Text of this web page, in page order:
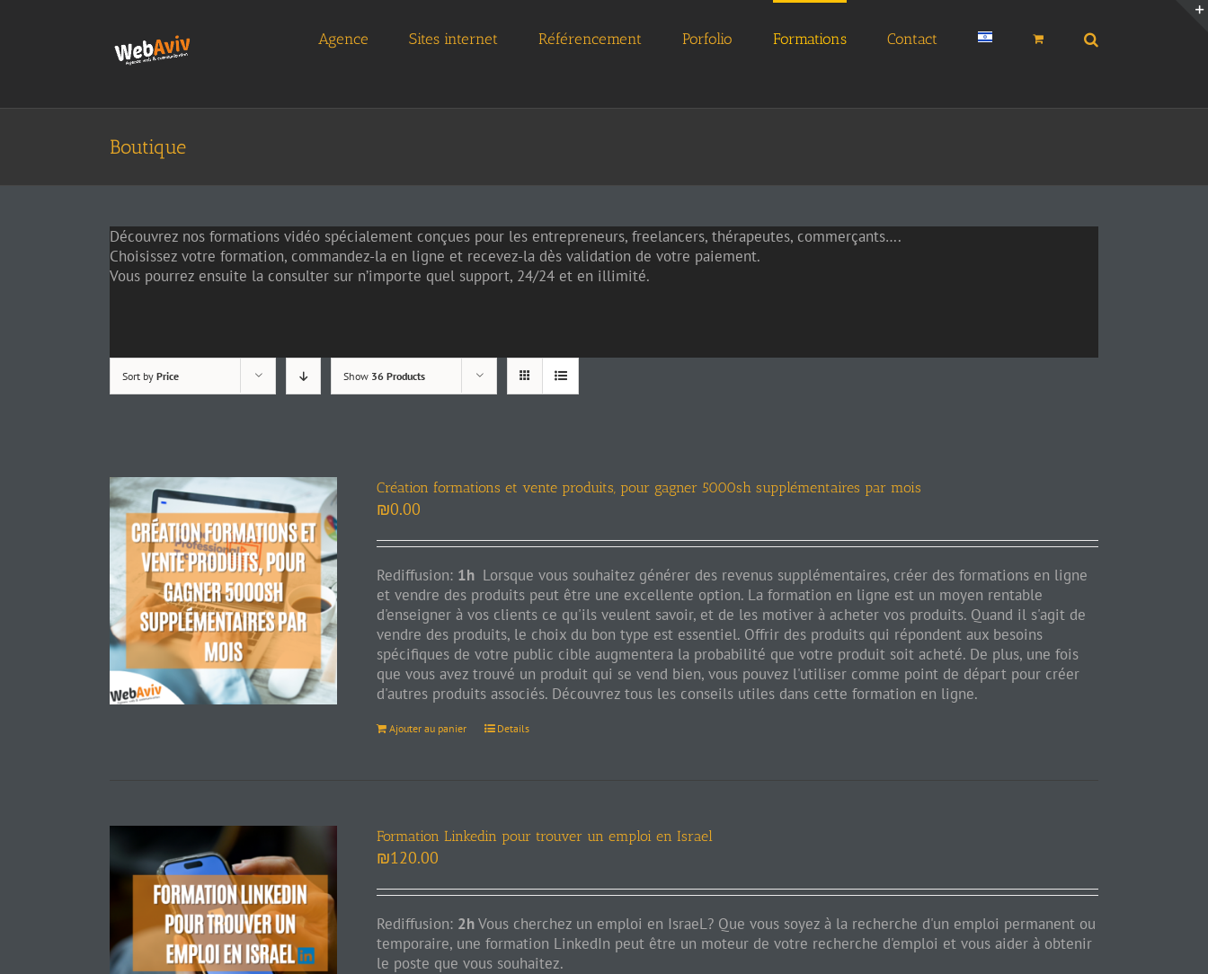
Agence Sites internet Référencement Porfolio Formations Contact
Boutique
Découvrez nos formations vidéo spécialement conçues pour les entrepreneurs, freelancers, thérapeutes, commerçants….
Choisissez votre formation, commandez-la en ligne et recevez-la dès validation de votre paiement.
Vous pourrez ensuite la consulter sur n’importe quel support, 24/24 et en illimité.
Sort by Price Show 36 Products
Création formations et vente produits, pour gagner 5000sh supplémentaires par mois
₪0.00
Rediffusion: 1h Lorsque vous souhaitez générer des revenus supplémentaires, créer des formations en ligne
et vendre des produits peut être une excellente option. La formation en ligne est un moyen rentable
d'enseigner à vos clients ce qu'ils veulent savoir, et de les motiver à acheter vos produits. Quand il s'agit de
vendre des produits, le choix du bon type est essentiel. Offrir des produits qui répondent aux besoins
spécifiques de votre public cible augmentera la probabilité que votre produit soit acheté. De plus, une fois
que vous avez trouvé un produit qui se vend bien, vous pouvez l'utiliser comme point de départ pour créer
d'autres produits associés. Découvrez tous les conseils utiles dans cette formation en ligne.
Ajouter au panier Details
Formation Linkedin pour trouver un emploi en Israel
₪120.00
Rediffusion: 2hVous cherchez un emploi en IsraeL? Que vous soyez à la recherche d'un emploi permanent ou
temporaire, une formation LinkedIn peut être un moteur de votre recherche d'emploi et vous aider à obtenir
le poste que vous souhaitez.